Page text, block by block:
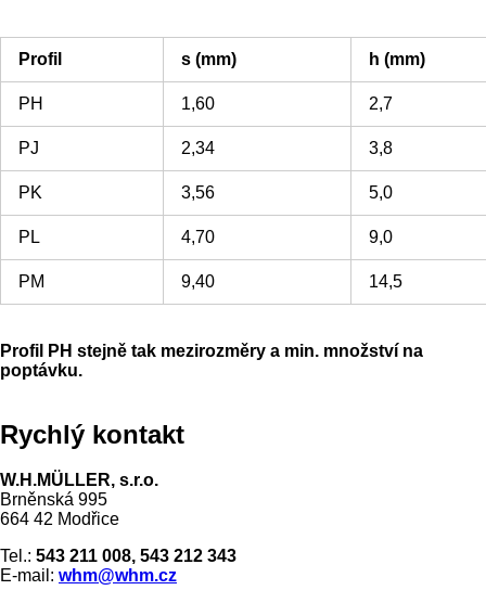
Profil s (mm) h (mm)
PH 1,60 2,7
PJ 2,34 3,8
PK 3,56 5,0
PL 4,70 9,0
PM 9,40 14,5
Profil PH stejně tak mezirozměry a min. množství na
poptávku.
Rychlý kontakt
W.H.MÜLLER, s.r.o.
Brněnská 995
664 42 Modřice
Tel.: 543 211 008, 543 212 343
E-mail: whm@whm.cz